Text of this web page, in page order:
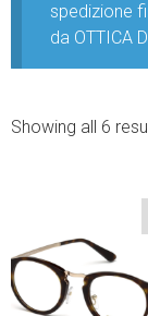
spedizione
da OTTICA
Showing all 6